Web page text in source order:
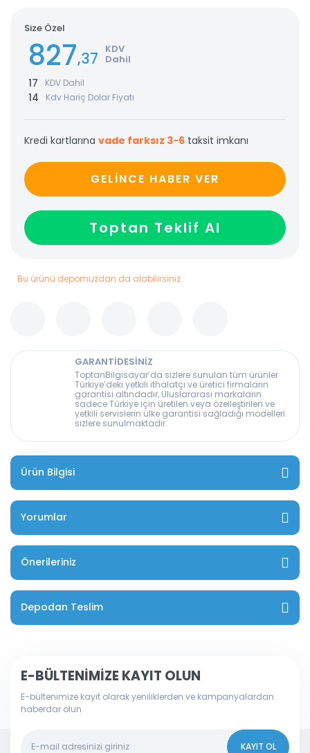
Size Özel
827,37 KDV
Dahil
17 KDV Dahil
14 Kdv Hariç Dolar Fiyatı
Kredi kartlarına vade farksız 3-6 taksit imkanı
GELİNCE HABER VER
Toptan Teklif Al
Bu ürünü depomuzdan da alabilirsiniz
GARANTİDESİNİZ
ToptanBilgisayar’da sizlere sunulan tüm ürünler
Türkiye’deki yetkili ithalatçı ve üretici firmaların
garantisi altındadır, Uluslararası markaların
sadece Türkiye için üretilen veya özelleştirilen ve
yetkili servislerin ülke garantisi sağladığı modelleri
sizlere sunulmaktadır.
Ürün Bilgisi
Yorumlar
Önerileriniz
Depodan Teslim
E-BÜLTENİMİZE KAYIT OLUN
E-bültenimize kayıt olarak yeniliklerden ve kampanyalardan
haberdar olun
KAYIT OL